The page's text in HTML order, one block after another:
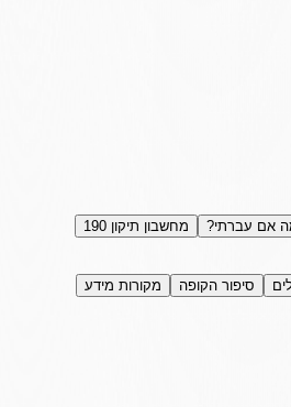
אם עברתי? מחשבון תיקון 190
סיפור הקופה מקורות מידע